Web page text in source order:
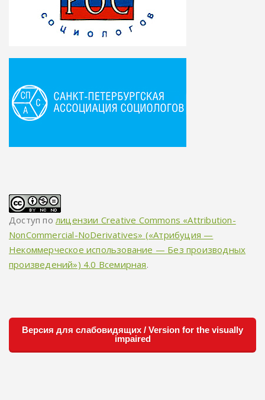
Доступ полицензии Creative Commons «Attribution-
NonCommercial-NoDerivatives» («Атрибуция —
Некоммерческое использование — Без производных
произведений») 4.0 Всемирная.
Версия для слабовидящих / Version for the visually
impaired